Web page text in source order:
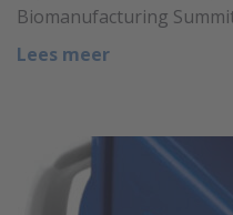
Biomanufacturing
Lees meer